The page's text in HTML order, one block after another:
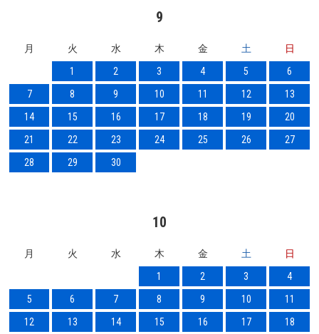
9
月 火 水 木 金 土
日
1
2 3 4 5
6
7
8 9 10 11 12
13
14
15 16 17 18 19
20
21
22 23 24 25 26
27
28
29 30
10
月 火 水 木 金 土
日
1
2 3
4
5
6 7 8 9 10
11
12
13 14 15 16 17
18